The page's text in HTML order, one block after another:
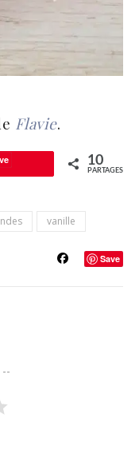
Flavie.
10
PARTAGES
vanille
Save